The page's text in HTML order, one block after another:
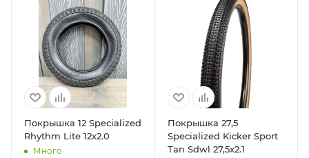
Покрышка 12 Specialized
Rhythm Lite 12x2.0
Много
Покрышка 27,5
Specialized Kicker Sport
Tan Sdwl 27,5x2.1